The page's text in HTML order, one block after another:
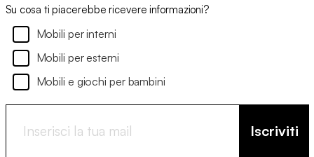
Su cosa ti piacerebbe ricevere informazioni?
Mobili per interni
Mobili per esterni
Mobili e giochi per bambini
Iscriviti